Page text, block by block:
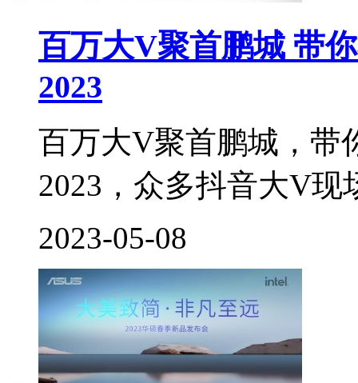
百万大V聚首鹏城 带
2023
百万大V聚首鹏城，带
2023，众多抖音大V现
2023-05-08